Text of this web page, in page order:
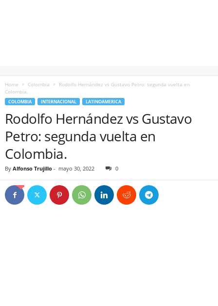
Home Colombia
Rodolfo Hernández vs Gustavo Petro: segunda vuelta en
Colombia.
COLOMBIA INTERNACIONAL LATINOAMERICA
Rodolfo Hernández vs Gustavo
Petro: segunda vuelta en
Colombia.
By Alfonso Trujillo - mayo 30, 2022 0